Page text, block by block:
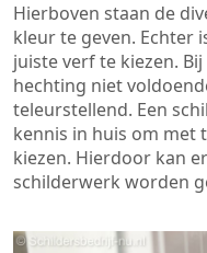
Hierboven staan de
kleur te geven. Echter
juiste verf te kiezen.
hechting niet
teleurstellend. Een
kennis in huis om met
kiezen. Hierdoor kan
schilderwerk worden